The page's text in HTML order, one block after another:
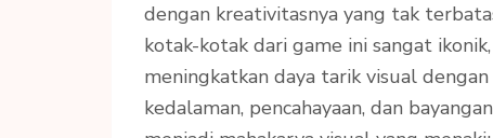
dengan kreativitasnya yang tak
kotak-kotak dari game ini sangat
meningkatkan daya tarik visual
kedalaman, pencahayaan, dan